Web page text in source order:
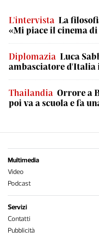
L'intervista La
«Mi piace il cinema
Diplomazia Luca
ambasciatore d'Italia
Thailandia Orrore a
poi va a scuola e fa
Multimedia
Video
Podcast
Servizi
Contatti
Pubblicità